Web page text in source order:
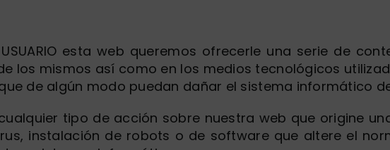
esta web queremos ofrecerle una serie de
los mismos así como en los medios tecnológicos
de algún modo puedan dañar el sistema informático del
cualquier tipo de acción sobre nuestra web que origine
instalación de robots o de software que altere el